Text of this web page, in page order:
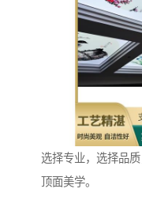
选择专业，选择品
顶面美学。